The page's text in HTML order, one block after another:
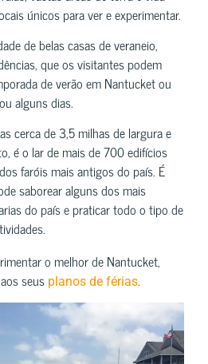
únicos para ver e experimentar.
de belas casas de veraneio,
que os visitantes podem
de verão em Nantucket ou
alguns dias.
cerca de 3,5 milhas de largura e
é o lar de mais de 700 edifícios
faróis mais antigos do país. É
saborear alguns dos mais
do país e praticar todo o tipo de
o melhor de Nantucket,
seus planos de férias.